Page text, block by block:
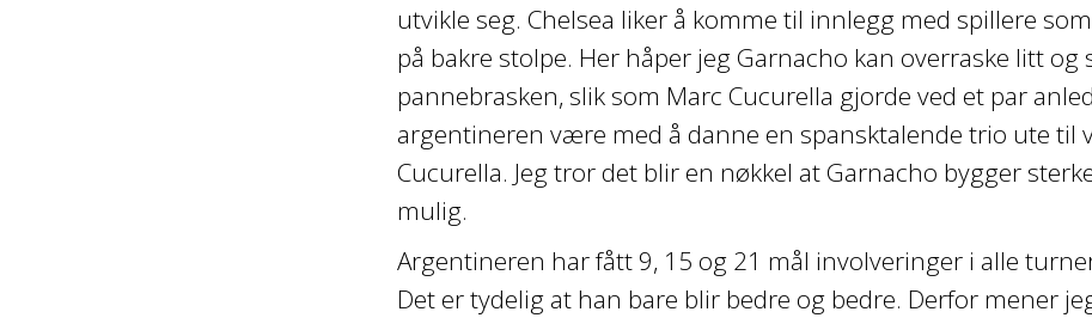
utvikle seg. Chelsea liker å komme til innlegg med spillere
på bakre stolpe. Her håper jeg Garnacho kan overraske litt
pannebrasken, slik som Marc Cucurella gjorde ved et par
argentineren være med å danne en spansktalende trio ute til
Cucurella. Jeg tror det blir en nøkkel at Garnacho bygger
mulig.
Argentineren har fått 9, 15 og 21 mål involveringer i alle
Det er tydelig at han bare blir bedre og bedre. Derfor mener